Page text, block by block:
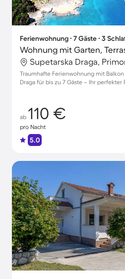
Ferienwohnung ∙ 7 Gäste ∙ 3
Wohnung mit Garten,
Supetarska Draga,
Traumhafte Ferienwohnung mit
Draga für bis zu 7 Gäste – Ihr perfekter
ab 110 €
pro Nacht
5.0